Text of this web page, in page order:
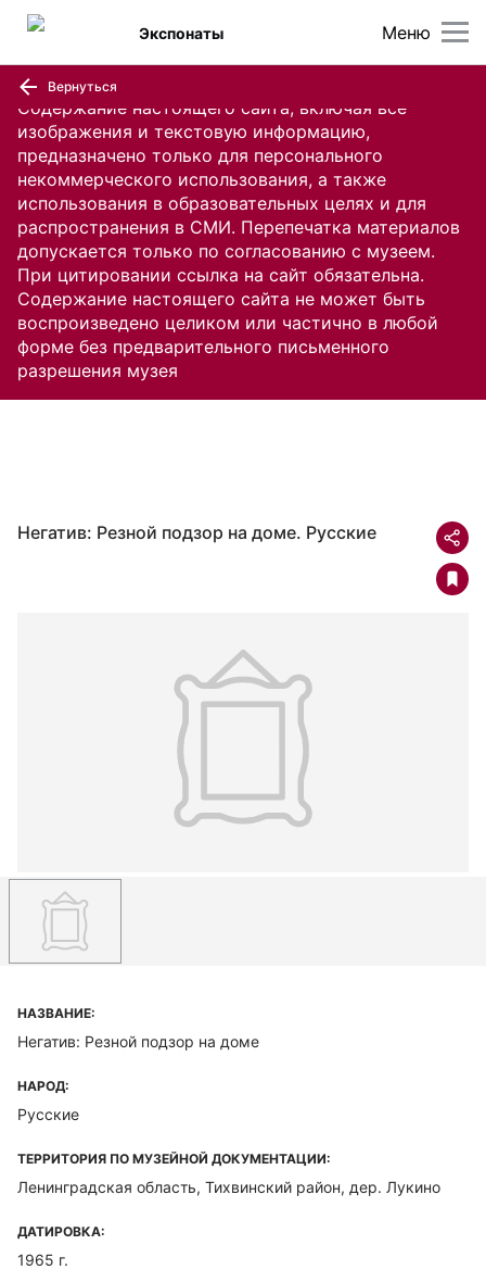
Содержание настоящего сайта, включая все
изображения и текстовую информацию,
предназначено только для персонального
некоммерческого использования, а также
использования в образовательных целях и для
распространения в СМИ. Перепечатка материалов
допускается только по согласованию с музеем.
При цитировании ссылка на сайт обязательна.
Содержание настоящего сайта не может быть
воспроизведено целиком или частично в любой
форме без предварительного письменного
разрешения музея
Меню
Экспонаты
Вернуться
Негатив: Резной подзор на доме. Русские
НАЗВАНИЕ:
Негатив: Резной подзор на доме
НАРОД:
Русские
ТЕРРИТОРИЯ ПО МУЗЕЙНОЙ ДОКУМЕНТАЦИИ:
Ленинградская область, Тихвинский район, дер. Лукино
ДАТИРОВКА:
1965 г.